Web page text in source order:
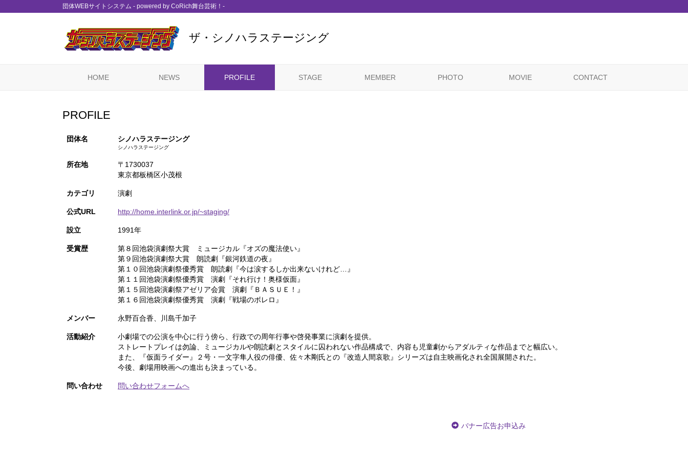
団体WEBサイトシステム - powered by CoRich舞台芸術！-
ザ・シノハラステージング
HOME NEWS PROFILE STAGE MEMBER PHOTO MOVIE CONTACT
PROFILE
団体名 シノハラステージング
シノハラステージング
所在地
〒1730037
東京都板橋区小茂根
カテゴリ 演劇
公式URL http://home.interlink.or.jp/~staging/
設立 1991年
受賞歴
第８回池袋演劇祭大賞 ミュージカル『オズの魔法使い』
第９回池袋演劇祭大賞 朗読劇『銀河鉄道の夜』
第１０回池袋演劇祭優秀賞 朗読劇『今は涙するしか出来ないけれど…』
第１１回池袋演劇祭優秀賞 演劇『それ行け！奥様仮面』
第１５回池袋演劇祭アゼリア会賞 演劇『ＢＡＳＵＥ！』
第１６回池袋演劇祭優秀賞 演劇『戦場のボレロ』
メンバー 永野百合香、川島千加子
活動紹介
小劇場での公演を中心に行う傍ら、行政での周年行事や啓発事業に演劇を提供。
ストレートプレイは勿論、ミュージカルや朗読劇とスタイルに囚われない作品構成で、内容も児童劇からアダルティな作品までと幅広い。
また、『仮面ライダー』２号・一文字隼人役の俳優、佐々木剛氏との『改造人間哀歌』シリーズは自主映画化され全国展開された。
今後、劇場用映画への進出も決まっている。
問い合わせ 問い合わせフォームへ
バナー広告お申込み